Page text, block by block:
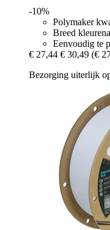
-10%
Polymaker
Breed
Eenvoudig te
€ 27,44 € 30,49 (€
Bezorging uiterlijk